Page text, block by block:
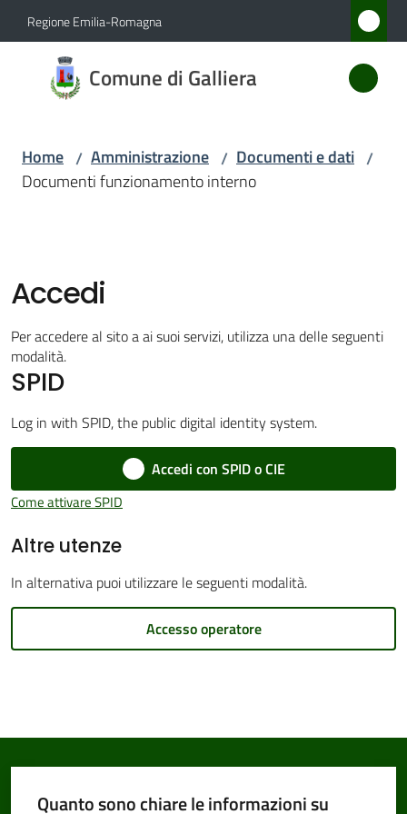
Vai al contenuto
Vai alla navigazione
Vai al footer
Regione Emilia-Romagna
Comune di Galliera
Comune
di
Servizi
Vivere
Galliera
Amministrazione
Tutti
Home / Amministrazione / Documenti e dati /
Documenti funzionamento interno
Accedi
Per accedere al sito a ai suoi servizi, utilizza una delle seguenti
modalità.
SPID
Log in with SPID, the public digital identity system.
Accedi con SPID o CIE
Come attivare SPID
Altre utenze
In alternativa puoi utilizzare le seguenti modalità.
Accesso operatore
Quanto sono chiare le informazioni su